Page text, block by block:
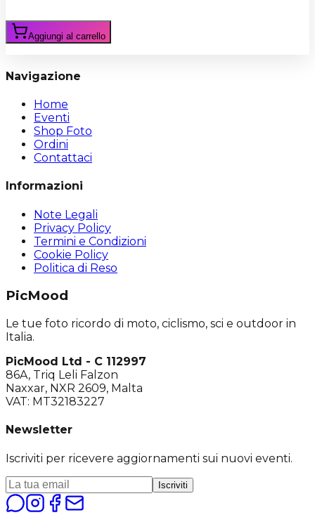
Aggiungi al carrello
Navigazione
Home
Eventi
Shop Foto
Ordini
Contattaci
Informazioni
Note Legali
Privacy Policy
Termini e Condizioni
Cookie Policy
Politica di Reso
PicMood
Le tue foto ricordo di moto, ciclismo, sci e outdoor in
Italia.
PicMood Ltd - C 112997
86A, Triq Leli Falzon
Naxxar, NXR 2609, Malta
VAT: MT32183227
Newsletter
Iscriviti per ricevere aggiornamenti sui nuovi eventi.
Iscriviti